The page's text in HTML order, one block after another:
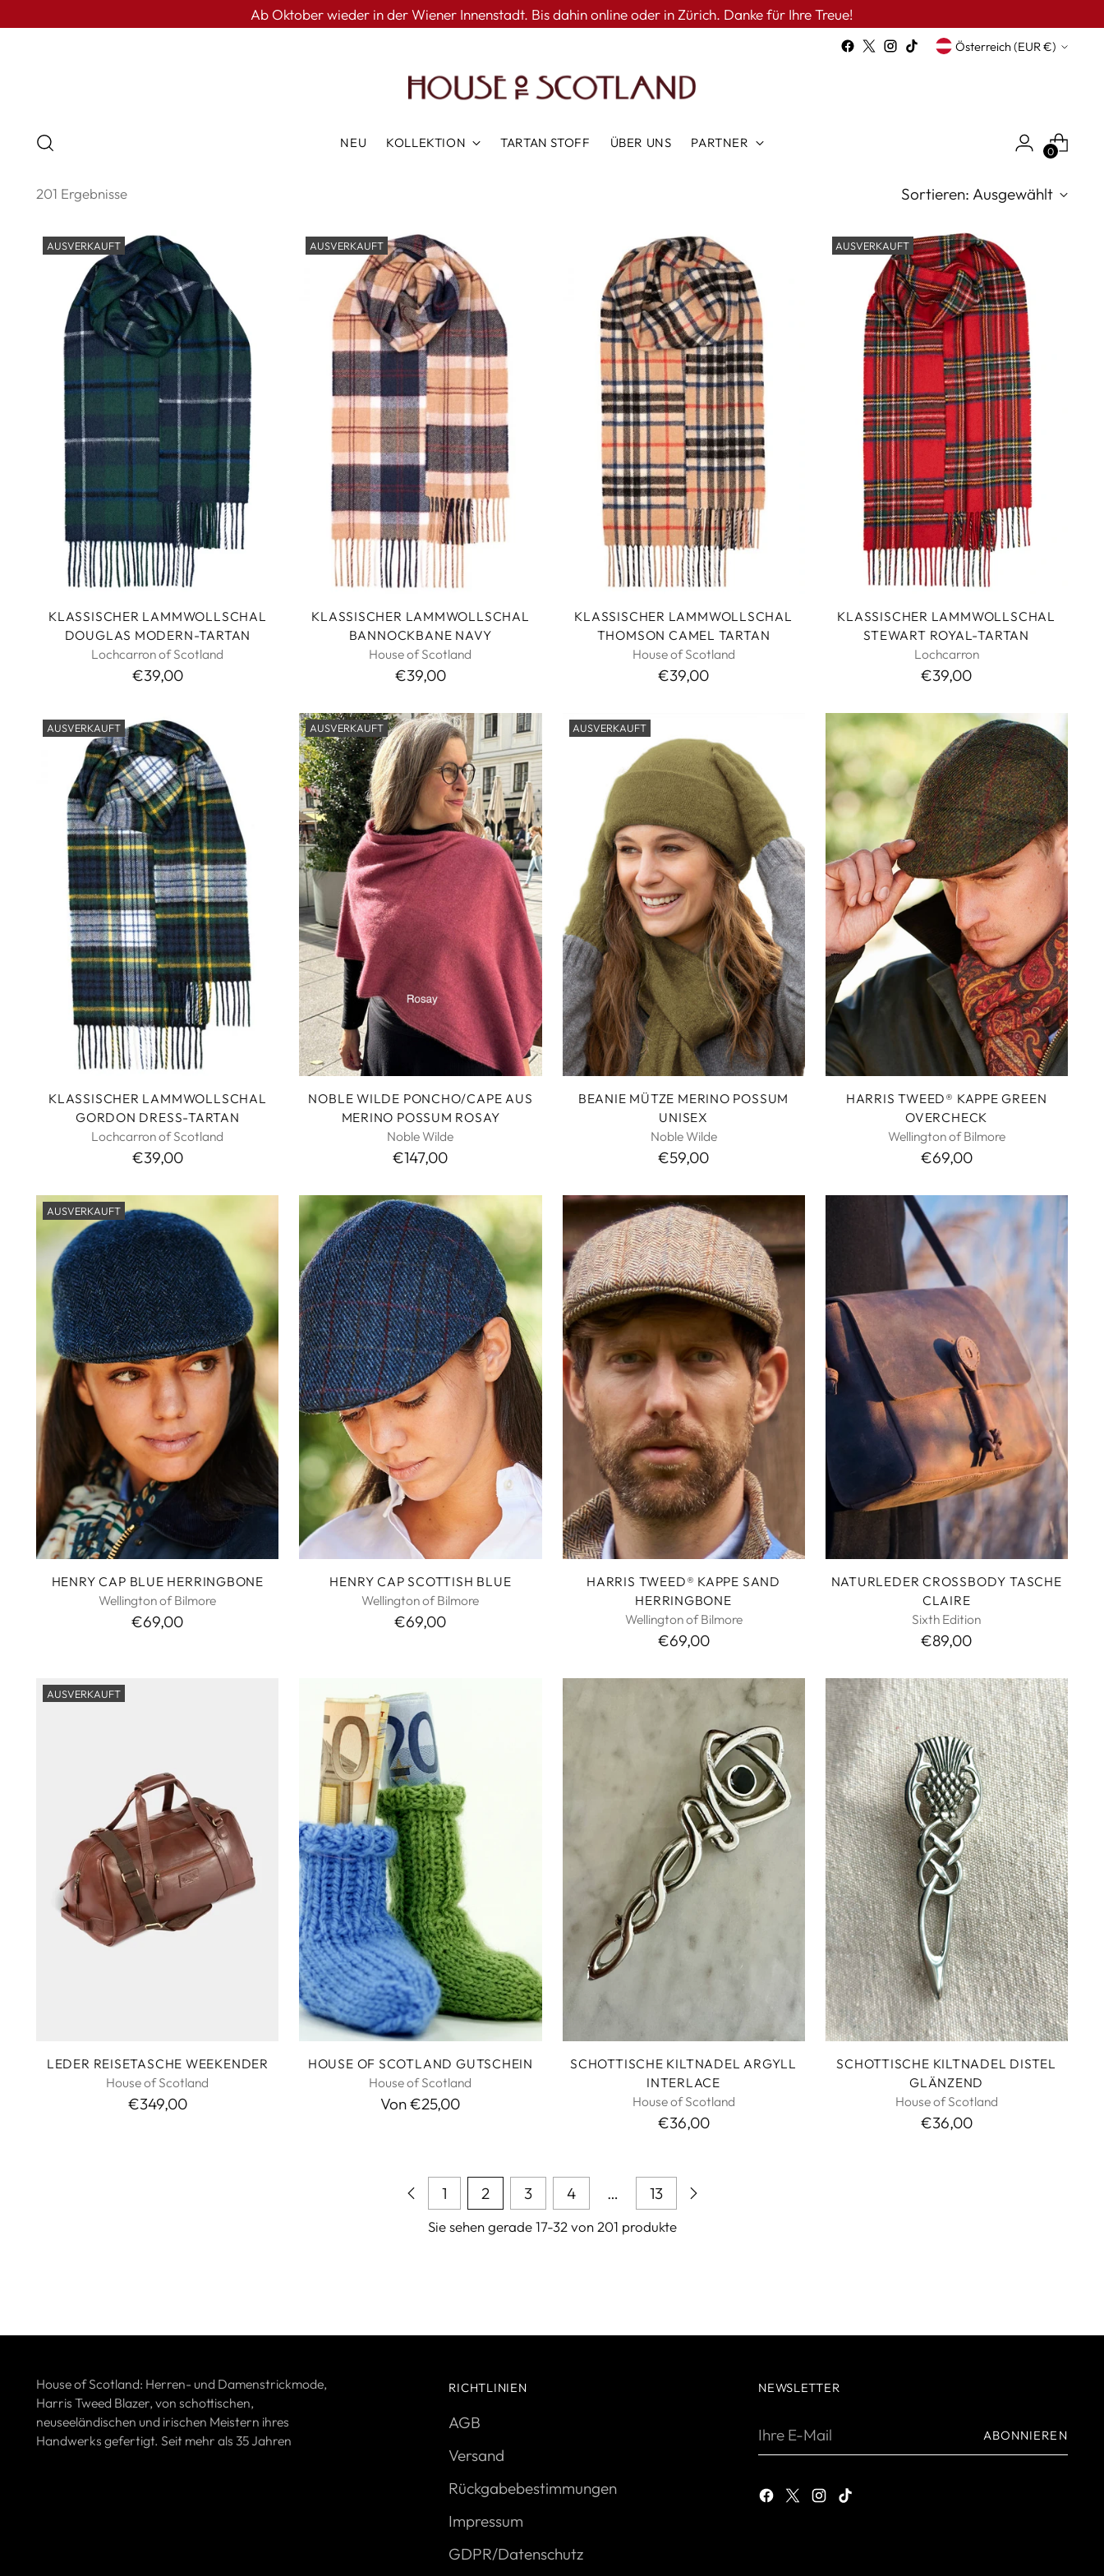
Ab Oktober wieder in der Wiener Innenstadt. Bis dahin online oder in Zürich. Danke für Ihre Treue!
Währung Österreich (EUR €)
NEU KOLLEKTION TARTAN STOFF ÜBER UNS PARTNER
0
201 Ergebnisse Sortieren: Ausgewählt
AUSVERKAUFT
KLASSISCHER LAMMWOLLSCHAL
DOUGLAS MODERN-TARTAN
Lochcarron of Scotland
€39,00
AUSVERKAUFT
KLASSISCHER LAMMWOLLSCHAL
BANNOCKBANE NAVY
House of Scotland
€39,00
KLASSISCHER LAMMWOLLSCHAL
THOMSON CAMEL TARTAN
House of Scotland
€39,00
AUSVERKAUFT
KLASSISCHER LAMMWOLLSCHAL
STEWART ROYAL-TARTAN
Lochcarron
€39,00
AUSVERKAUFT
KLASSISCHER LAMMWOLLSCHAL
GORDON DRESS-TARTAN
Lochcarron of Scotland
€39,00
AUSVERKAUFT
NOBLE WILDE PONCHO/CAPE AUS
MERINO POSSUM ROSAY
Noble Wilde
€147,00
AUSVERKAUFT
BEANIE MÜTZE MERINO POSSUM
UNISEX
Noble Wilde
€59,00
HARRIS TWEED® KAPPE GREEN
OVERCHECK
Wellington of Bilmore
€69,00
AUSVERKAUFT
HENRY CAP BLUE HERRINGBONE
Wellington of Bilmore
€69,00
HENRY CAP SCOTTISH BLUE
Wellington of Bilmore
€69,00
HARRIS TWEED® KAPPE SAND
HERRINGBONE
Wellington of Bilmore
€69,00
NATURLEDER CROSSBODY TASCHE
CLAIRE
Sixth Edition
€89,00
AUSVERKAUFT
LEDER REISETASCHE WEEKENDER
House of Scotland
€349,00
HOUSE OF SCOTLAND GUTSCHEIN
House of Scotland
Von €25,00
SCHOTTISCHE KILTNADEL ARGYLL
INTERLACE
House of Scotland
€36,00
SCHOTTISCHE KILTNADEL DISTEL
GLÄNZEND
House of Scotland
€36,00
1 2 3 4 … 13
Sie sehen gerade 17-32 von 201 produkte
House of Scotland: Herren- und Damenstrickmode,
Harris Tweed Blazer, von schottischen,
neuseeländischen und irischen Meistern ihres
Handwerks gefertigt. Seit mehr als 35 Jahren
RICHTLINIEN
AGB
Versand
Rückgabebestimmungen
Impressum
GDPR/Datenschutz
NEWSLETTER
Ihre
ABONNIEREN